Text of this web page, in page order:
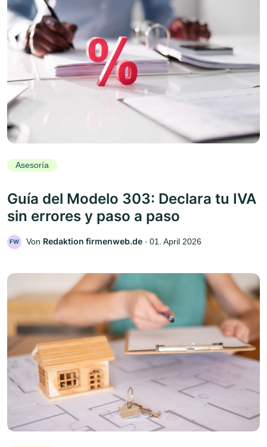
Asesoría
Guía del Modelo 303: Declara tu IVA
sin errores y paso a paso
FW Von Redaktion firmenweb.de ‧ 01. April 2026